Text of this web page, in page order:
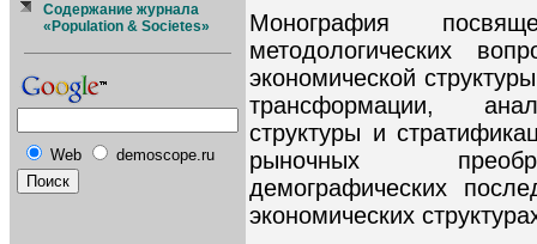
Содержание журнала
«Population & Societes»
Web demoscope.ru
Монография
методологических
экономической
трансформации,
структуры и
рыночных
демографических
экономических